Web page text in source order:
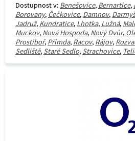
Dostupnost v: Benešovice, Bernartice,
Borovany, Čečkovice, Damnov,
Jadruž, Kundratice, Lhotka, Lužná,
Muckov, Nová Hospoda, Nový Dvůr,
Prostiboř, Přimda, Racov, Rájov,
Sedliště, Staré Sedlo, Strachovice,